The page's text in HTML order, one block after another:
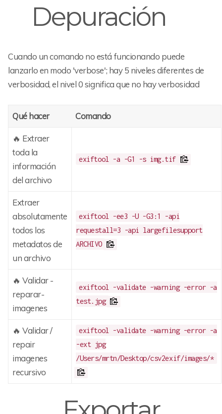
Depuración
Cuando un comando no está funcionando puede
lanzarlo en modo 'verbose'; hay 5 niveles diferentes de
verbosidad, el nivel 0 significa que no hay verbosidad
Qué hacer Comando
🔥 Extraer
toda la
información
del archivo
exiftool -a -G1 -s img.tif
Extraer
absolutamente
todos los
metadatos de
un archivo
exiftool -ee3 -U -G3:1 -api
requestall=3 -api largefilesupport
ARCHIVO
🔥 Validar -
reparar-
imagenes
exiftool -validate -warning -error -a
test.jpg
🔥 Validar /
repair
imagenes
recursivo
exiftool -validate -warning -error -a
-ext jpg
/Users/mrtn/Desktop/csv2exif/images/*